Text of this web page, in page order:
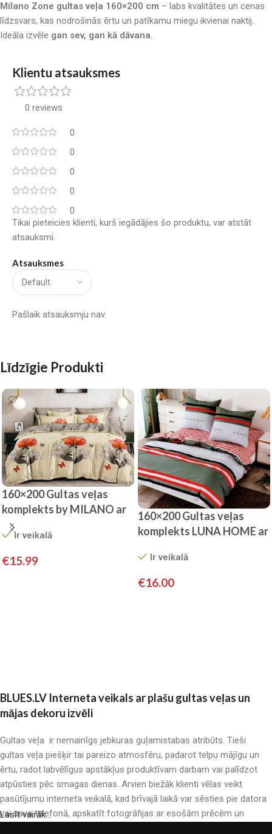
Milano Zone gultas veļa 160×200 cm – labs kvalitātes un cenas
līdzsvars, kas nodrošinās ērtu un patīkamu miegu ikvienai naktij.
Ideāla izvēle gan sev, gan kā dāvana.
Klientu atsauksmes
0 reviews
0
0
0
0
0
Atsauksmes
Pašlaik atsauksmju nav.
Tikai pieteicies klienti, kurš iegādājies šo produktu, var atstāt
atsauksmi.
Līdzīgie Produkti
160×200 Gultas veļas
komplekts by MILANO ar
palagu/ 100% KOKVILNA
SATĪNS
Ir veikalā
€15.99
160×200 Gultas veļas
komplekts LUNA HOME ar
satīns
Ir veikalā
€16.00
BLUES.LV Interneta veikals ar plašu gultas veļas un
mājas dekoru izvēli
Gultas veļa ir nemainīgs jebkuras guļamistabas atribūts. Tieši
gultas veļa piešķir tai pareizo atmosfēru, padarot telpu mājīgu un
ērtu, radot labvēlīgus apstākļus produktīvam darbam vai palīdzot
atpūsties pēc smagas dienas. Arvien biežāk klienti vēlas veikt
pasūtījumu interneta veikalā, kad brīvajā laikā var sēsties pie datora
vai sava telefonā, apskatīt fotogrāfijas ar esošām prēcēm un
Lasīt vairāk...